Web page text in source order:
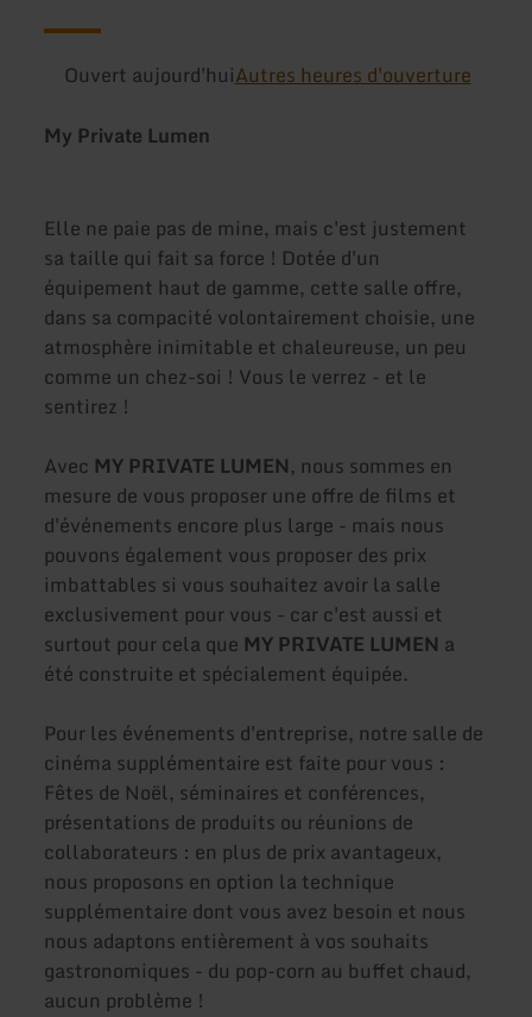
Ouvert aujourd'huiAutres heures d'ouverture
My Private Lumen
Elle ne paie pas de mine, mais c'est justement
sa taille qui fait sa force ! Dotée d'un
équipement haut de gamme, cette salle offre,
dans sa compacité volontairement choisie, une
atmosphère inimitable et chaleureuse, un peu
comme un chez-soi ! Vous le verrez - et le
sentirez !
Avec MY PRIVATE LUMEN, nous sommes en
mesure de vous proposer une offre de films et
d'événements encore plus large - mais nous
pouvons également vous proposer des prix
imbattables si vous souhaitez avoir la salle
exclusivement pour vous - car c'est aussi et
surtout pour cela que MY PRIVATE LUMEN a
été construite et spécialement équipée.
Pour les événements d'entreprise, notre salle de
cinéma supplémentaire est faite pour vous :
Fêtes de Noël, séminaires et conférences,
présentations de produits ou réunions de
collaborateurs : en plus de prix avantageux,
nous proposons en option la technique
supplémentaire dont vous avez besoin et nous
nous adaptons entièrement à vos souhaits
gastronomiques - du pop-corn au buffet chaud,
aucun problème !